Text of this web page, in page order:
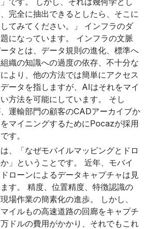
完全に抽出できるとしたら、そこに
てみてください。」 インフラのダ
になっています。 インフラの文脈
タとは、データ規則の進化、標準へ
織の知識への過度の依存、不十分な
より、他の方法では簡単にアクセス
ータを指しますが、AIはそれをマイ
方法を可能にしています。 そし
運輸部門の顧客のCADアーカイブか
マイニングするためにPocazが採用
す。
、「なぜモバイルマッピングとドロ
」ということです。 近年、モバイ
ローンによるデータキャプチャは見
す。 精度、位置精度、特徴認識の
場作業の簡素化の進歩。 しかし、
イルもの高速道路の回廊をキャプチ
ドルの費用がかかり、それでもこれ